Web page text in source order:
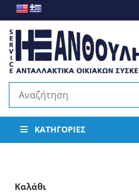
ΚΑΤΗΓΟΡΊΕΣ
Καλάθι